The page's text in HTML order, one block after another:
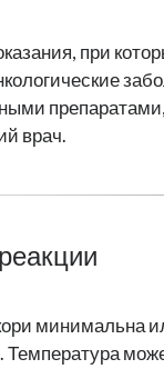
при
врач.
минимальна
Температура